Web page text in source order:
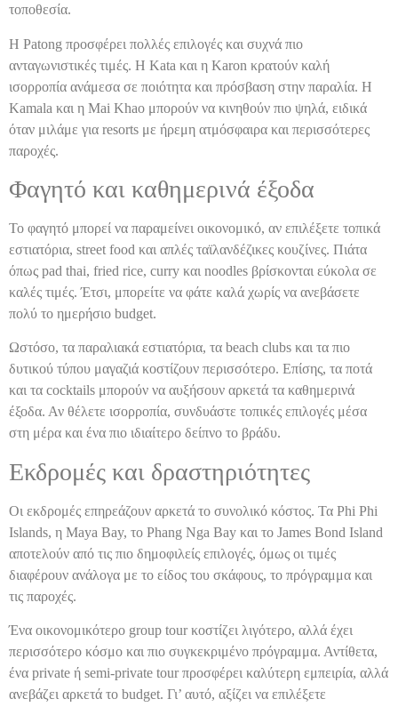
τοποθεσία.
Η Patong προσφέρει πολλές επιλογές και συχνά πιο
ανταγωνιστικές τιμές. Η Kata και η Karon κρατούν καλή
ισορροπία ανάμεσα σε ποιότητα και πρόσβαση στην παραλία. Η
Kamala και η Mai Khao μπορούν να κινηθούν πιο ψηλά, ειδικά
όταν μιλάμε για resorts με ήρεμη ατμόσφαιρα και περισσότερες
παροχές.
Φαγητό και καθημερινά έξοδα
Το φαγητό μπορεί να παραμείνει οικονομικό, αν επιλέξετε τοπικά
εστιατόρια, street food και απλές ταϊλανδέζικες κουζίνες. Πιάτα
όπως pad thai, fried rice, curry και noodles βρίσκονται εύκολα σε
καλές τιμές. Έτσι, μπορείτε να φάτε καλά χωρίς να ανεβάσετε
πολύ το ημερήσιο budget.
Ωστόσο, τα παραλιακά εστιατόρια, τα beach clubs και τα πιο
δυτικού τύπου μαγαζιά κοστίζουν περισσότερο. Επίσης, τα ποτά
και τα cocktails μπορούν να αυξήσουν αρκετά τα καθημερινά
έξοδα. Αν θέλετε ισορροπία, συνδυάστε τοπικές επιλογές μέσα
στη μέρα και ένα πιο ιδιαίτερο δείπνο το βράδυ.
Εκδρομές και δραστηριότητες
Οι εκδρομές επηρεάζουν αρκετά το συνολικό κόστος. Τα Phi Phi
Islands, η Maya Bay, το Phang Nga Bay και το James Bond Island
αποτελούν από τις πιο δημοφιλείς επιλογές, όμως οι τιμές
διαφέρουν ανάλογα με το είδος του σκάφους, το πρόγραμμα και
τις παροχές.
Ένα οικονομικότερο group tour κοστίζει λιγότερο, αλλά έχει
περισσότερο κόσμο και πιο συγκεκριμένο πρόγραμμα. Αντίθετα,
ένα private ή semi-private tour προσφέρει καλύτερη εμπειρία, αλλά
ανεβάζει αρκετά το budget. Γι’ αυτό, αξίζει να επιλέξετε